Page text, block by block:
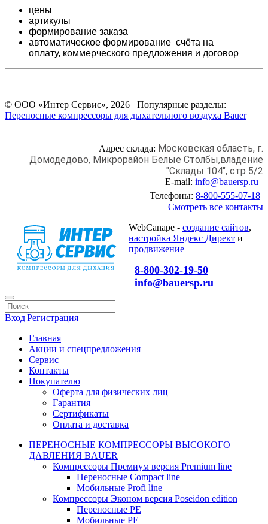
цены
артикулы
формирование заказа
автоматическое формирование счёта на
оплату, коммерческого предложения и договор
© ООО «Интер Сервис», 2026 Популярные разделы:
Переносные компрессоры для дыхательного воздуха Bauer
Адрес склада: Московская область, г.
Домодедово, Микрорайон Белые Столбы,владение
"Склады 104", стр 5/2
E-mail: info@bauersp.ru
Телефоны: 8-800-555-07-18
Смотреть все контакты
WebCanape - создание сайтов,
настройка Яндекс Директ и
продвижение
8-800-302-19-50
info@bauersp.ru
Вход|Регистрация
Главная
Акции и спецпредложения
Сервис
Контакты
Покупателю
Оферта для физических лиц
Гарантия
Сертификаты
Оплата и доставка
ПЕРЕНОСНЫЕ КОМПРЕССОРЫ ВЫСОКОГО
ДАВЛЕНИЯ BAUER
Компрессоры Премиум версия Premium line
Переносные Compact line
Мобильные Profi line
Компрессоры Эконом версия Poseidon edition
Переносные PE
Мобильные PE